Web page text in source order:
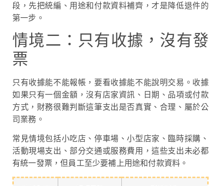
段，先把統編、用途和付款資料補齊，才是降低退件的
第一步。
情境二：只有收據，沒有發
票
只有收據能不能報帳，要看收據能不能說明交易。收據
如果只有一個金額，沒有店家資訊、日期、品項或付款
方式，財務很難判斷這筆支出是否真實、合理、屬於公
司業務。
常見情境包括小吃店、停車場、小型店家、臨時採購、
活動現場支出、部分交通或服務費用，這些支出未必都
有統一發票，但員工至少要補上用途和付款資料。